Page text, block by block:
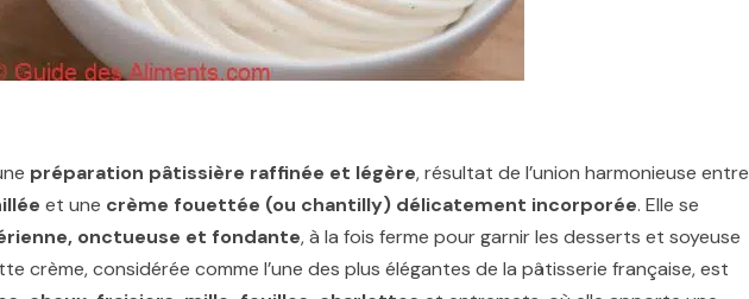
préparation pâtissière raffinée et légère, résultat de l’union harmonieuse entre
et une crème fouettée (ou chantilly) délicatement incorporée. Elle se
onctueuse et fondante, à la fois ferme pour garnir les desserts et soyeuse
crème, considérée comme l’une des plus élégantes de la pâtisserie française, est